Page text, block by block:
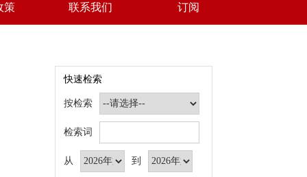
策 联系我们 订阅
快速检索
按检索
检索词
从 到